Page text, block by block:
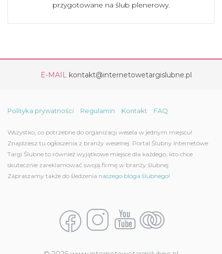
przygotowane na ślub plenerowy.
E-MAIL kontakt@internetowetargislubne.pl
Polityka prywatności Regulamin Kontakt FAQ
Wszystko, co potrzebne do organizacji wesela w jednym miejscu!
Znajdziesz tu ogłoszenia z branży weselnej. Portal Ślubny Internetowe
Targi Ślubne to również wyjątkowe miejsce dla każdego, kto chce
skutecznie zareklamować swoją firmę w branży ślubnej.
Zapraszamy także do śledzenia naszego bloga ślubnego!